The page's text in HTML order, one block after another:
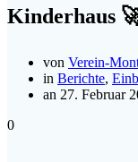
Kinderhaus
von Verein-
in Berichte,
an 27. Februar
0